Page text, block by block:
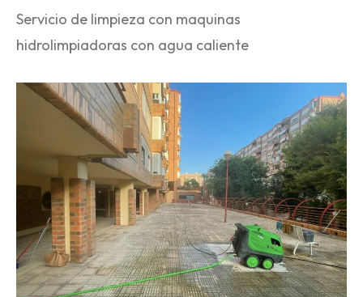
Servicio de limpieza con maquinas
hidrolimpiadoras con agua caliente